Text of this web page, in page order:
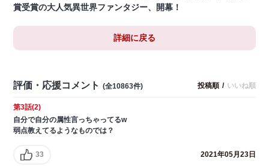
賞受賞の大人気異世界ファンタジー、開幕！
詳細に戻る
評価・応援コメント (全10863件) 投稿順 / いいね順
第3話(2)
自分で自分の属性言っちゃってるw
弱点教えてるようなものでは？
33 2021年05月23日